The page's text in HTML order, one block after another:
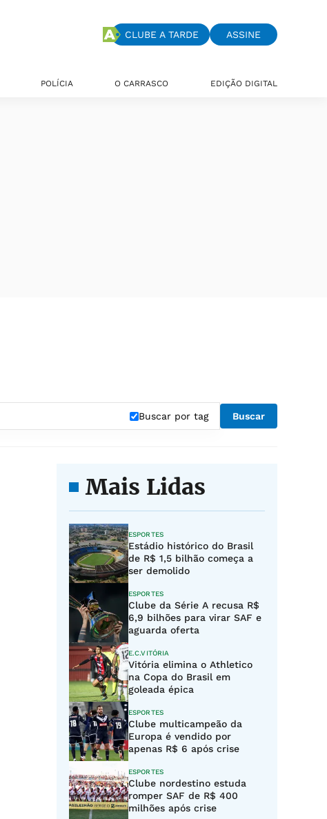
CLUBE A TARDE ASSINE
POLÍCIA O CARRASCO EDIÇÃO DIGITAL
Buscar por tag Buscar
Mais Lidas
ESPORTES
Estádio histórico do Brasil
de R$ 1,5 bilhão começa a
ser demolido
ESPORTES
Clube da Série A recusa R$
6,9 bilhões para virar SAF e
aguarda oferta
E.C.VITÓRIA
Vitória elimina o Athletico
na Copa do Brasil em
goleada épica
ESPORTES
Clube multicampeão da
Europa é vendido por
apenas R$ 6 após crise
ESPORTES
Clube nordestino estuda
romper SAF de R$ 400
milhões após crise